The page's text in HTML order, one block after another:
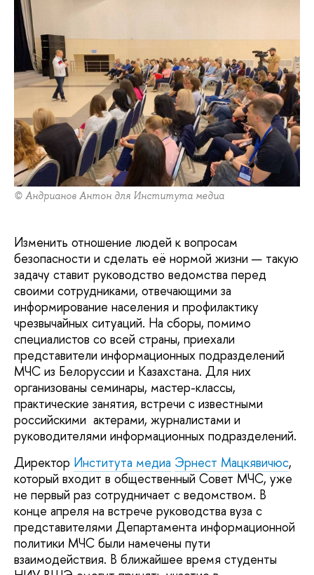
© Андрианов Антон для Института медиа
Изменить отношение людей к вопросам
безопасности и сделать её нормой жизни — такую
задачу ставит руководство ведомства перед
своими сотрудниками, отвечающими за
информирование населения и профилактику
чрезвычайных ситуаций. На сборы, помимо
специалистов со всей страны, приехали
представители информационных подразделений
МЧС из Белоруссии и Казахстана. Для них
организованы семинары, мастер-классы,
практические занятия, встречи с известными
российскими актерами, журналистами и
руководителями информационных подразделений.
Директор Института медиа Эрнест Мацкявичюс,
который входит в общественный Совет МЧС, уже
не первый раз сотрудничает с ведомством. В
конце апреля на встрече руководства вуза с
представителями Департамента информационной
политики МЧС были намечены пути
взаимодействия. В ближайшее время студенты